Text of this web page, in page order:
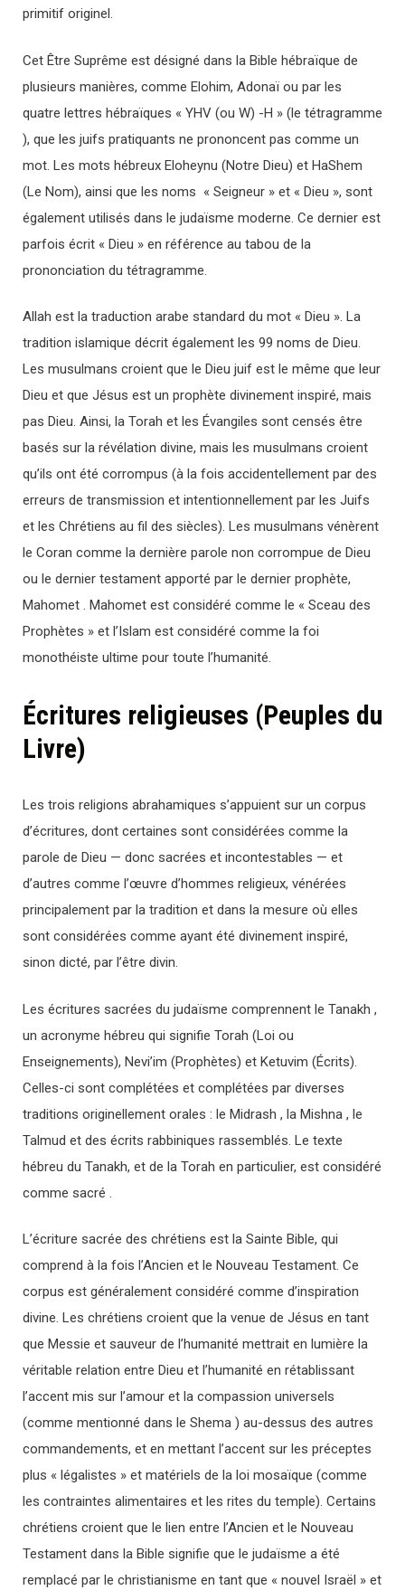
primitif originel.
Cet Être Suprême est désigné dans la Bible hébraïque de
plusieurs manières, comme Elohim, Adonaï ou par les
quatre lettres hébraïques « YHV (ou W) -H » (le tétragramme
), que les juifs pratiquants ne prononcent pas comme un
mot. Les mots hébreux Eloheynu (Notre Dieu) et HaShem
(Le Nom), ainsi que les noms « Seigneur » et « Dieu », sont
également utilisés dans le judaïsme moderne. Ce dernier est
parfois écrit « Dieu » en référence au tabou de la
prononciation du tétragramme.
Allah est la traduction arabe standard du mot « Dieu ». La
tradition islamique décrit également les 99 noms de Dieu.
Les musulmans croient que le Dieu juif est le même que leur
Dieu et que Jésus est un prophète divinement inspiré, mais
pas Dieu. Ainsi, la Torah et les Évangiles sont censés être
basés sur la révélation divine, mais les musulmans croient
qu’ils ont été corrompus (à la fois accidentellement par des
erreurs de transmission et intentionnellement par les Juifs
et les Chrétiens au fil des siècles). Les musulmans vénèrent
le Coran comme la dernière parole non corrompue de Dieu
ou le dernier testament apporté par le dernier prophète,
Mahomet . Mahomet est considéré comme le « Sceau des
Prophètes » et l’Islam est considéré comme la foi
monothéiste ultime pour toute l’humanité.
Écritures religieuses (Peuples du
Livre)
Les trois religions abrahamiques s’appuient sur un corpus
d’écritures, dont certaines sont considérées comme la
parole de Dieu — donc sacrées et incontestables — et
d’autres comme l’œuvre d’hommes religieux, vénérées
principalement par la tradition et dans la mesure où elles
sont considérées comme ayant été divinement inspiré,
sinon dicté, par l’être divin.
Les écritures sacrées du judaïsme comprennent le Tanakh ,
un acronyme hébreu qui signifie Torah (Loi ou
Enseignements), Nevi’im (Prophètes) et Ketuvim (Écrits).
Celles-ci sont complétées et complétées par diverses
traditions originellement orales : le Midrash , la Mishna , le
Talmud et des écrits rabbiniques rassemblés. Le texte
hébreu du Tanakh, et de la Torah en particulier, est considéré
comme sacré .
L’écriture sacrée des chrétiens est la Sainte Bible, qui
comprend à la fois l’Ancien et le Nouveau Testament. Ce
corpus est généralement considéré comme d’inspiration
divine. Les chrétiens croient que la venue de Jésus en tant
que Messie et sauveur de l’humanité mettrait en lumière la
véritable relation entre Dieu et l’humanité en rétablissant
l’accent mis sur l’amour et la compassion universels
(comme mentionné dans le Shema ) au-dessus des autres
commandements, et en mettant l’accent sur les préceptes
plus « légalistes » et matériels de la loi mosaïque (comme
les contraintes alimentaires et les rites du temple). Certains
chrétiens croient que le lien entre l’Ancien et le Nouveau
Testament dans la Bible signifie que le judaïsme a été
remplacé par le christianisme en tant que « nouvel Israël » et